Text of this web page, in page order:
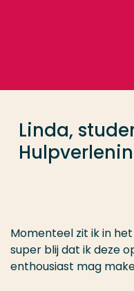
Linda,
Momenteel zit ik in
super blij dat ik deze
enthousiast mag
Opleiding
Contact